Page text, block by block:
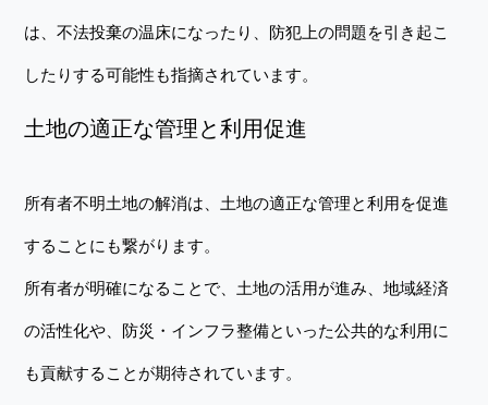
は、不法投棄の温床になったり、防犯上の問題を引き起こ
したりする可能性も指摘されています。
土地の適正な管理と利用促進
所有者不明土地の解消は、土地の適正な管理と利用を促進
することにも繋がります。
所有者が明確になることで、土地の活用が進み、地域経済
の活性化や、防災・インフラ整備といった公共的な利用に
も貢献することが期待されています。